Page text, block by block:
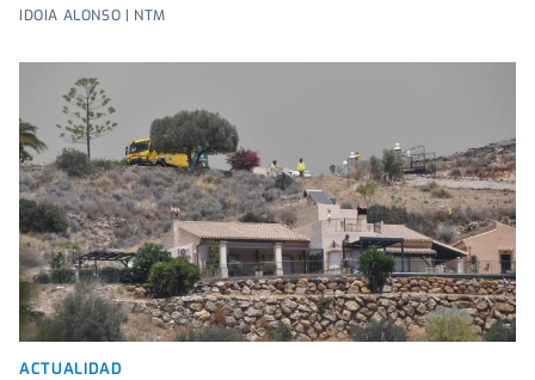
IDOIA ALONSO | NTM
ACTUALIDAD